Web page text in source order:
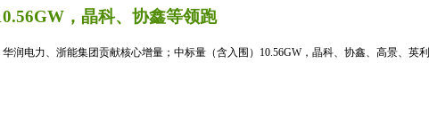
，晶科、协鑫等领跑
润电力、浙能集团贡献核心增量；中标量（含入围）10.56GW，晶科、协鑫、高景、英